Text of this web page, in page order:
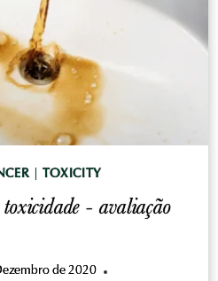
| TOXICITY
- avaliação
de 2020